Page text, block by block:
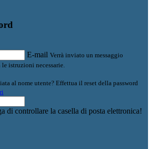
E-mail Verrà inviato un messaggio
istruzioni necessarie.
al nome utente? Effettua il reset della password
di controllare la casella di posta elettronica!